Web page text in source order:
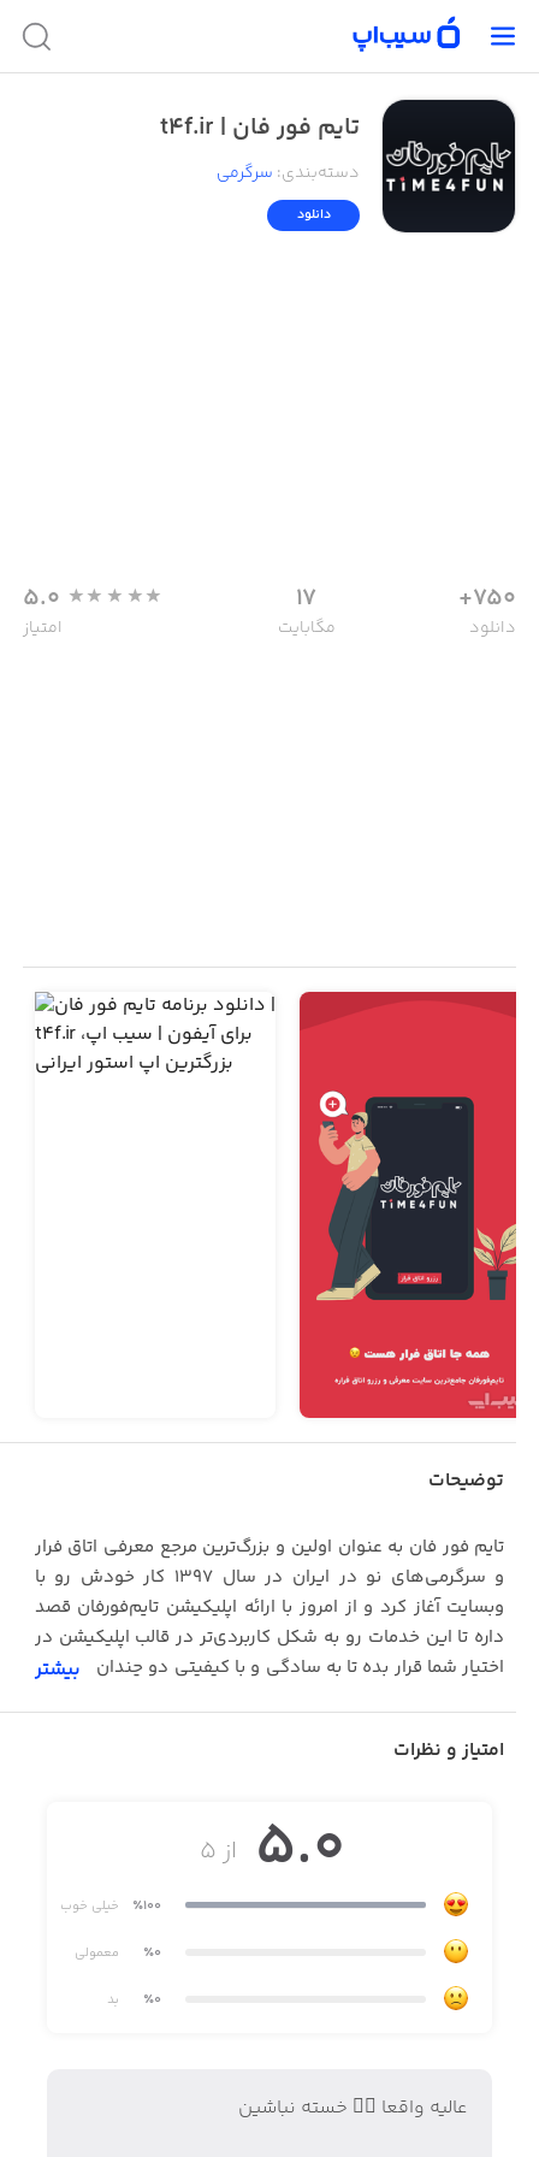
تایم‌ فور فان | t4f.ir
دسته‌بندی: سرگرمی
دانلود
750+
دانلود
17
مگابایت
5.0
امتیاز
توضیحات
تایم ‌فور فان به عنوان اولین و بزرگ‌ترین مرجع معرفی اتاق فرار
و سرگرمی‌های نو در ایران در سال ۱۳۹۷ کار خودش رو با
وبسایت آغاز کرد و از امروز با ارائه اپلیکیشن تایم‌فورفان قصد
داره تا این خدمات رو به شکل کاربردی‌تر در قالب اپلیکیشن در
اختیار شما قرار بده تا به سادگی و با کیفیتی دو چندان همیشه
خوش بگذره :)
بیشتر
امتیاز و نظرات
از ۵ 5.0
٪100 خیلی خوب
٪0 معمولی
٪0 بد
عالیه واقعا ✌🏼 خسته نباشین